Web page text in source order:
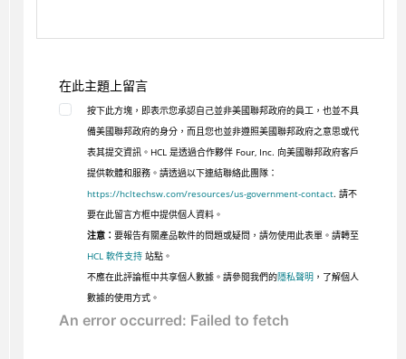
在此主題上留言
按下此方塊，即表示您承認自己並非美國聯邦政府的員工，也並不具
備美國聯邦政府的身分，而且您也並非遵照美國聯邦政府之意思或代
表其提交資訊。HCL 是透過合作夥伴 Four, Inc. 向美國聯邦政府客戶
提供軟體和服務。請透過以下連結聯絡此團隊：
https://hcltechsw.com/resources/us-government-contact. 請不
要在此留言方框中提供個人資料。
注意： 要報告有關產品軟件的問題或疑問，請勿使用此表單。請轉至
HCL 軟件支持站點。
不應在此評論框中共享個人數據。請參閱我們的隱私聲明，了解個人
數據的使用方式。